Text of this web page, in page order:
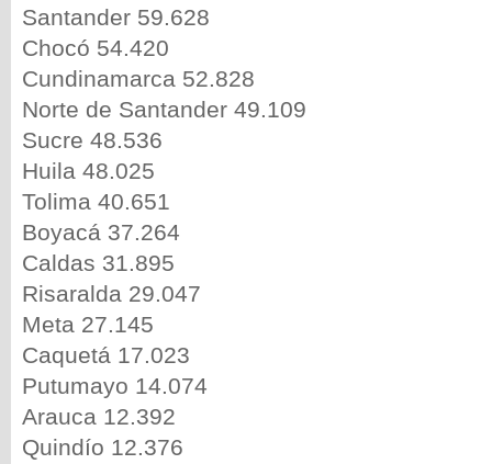
Santander 59.628
Chocó 54.420
Cundinamarca 52.828
Norte de Santander 49.109
Sucre 48.536
Huila 48.025
Tolima 40.651
Boyacá 37.264
Caldas 31.895
Risaralda 29.047
Meta 27.145
Caquetá 17.023
Putumayo 14.074
Arauca 12.392
Quindío 12.376